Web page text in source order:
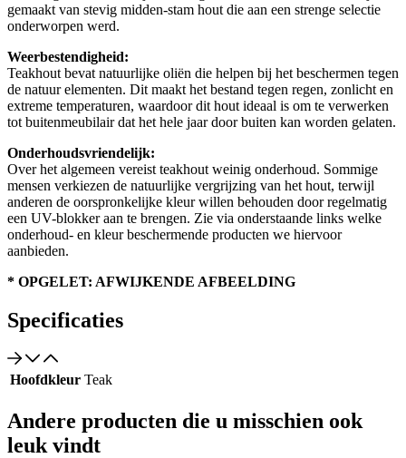
gemaakt van stevig midden-stam hout die aan een strenge selectie
onderworpen werd.
Weerbestendigheid:
Teakhout bevat natuurlijke oliën die helpen bij het beschermen tegen
de natuur elementen. Dit maakt het bestand tegen regen, zonlicht en
extreme temperaturen, waardoor dit hout ideaal is om te verwerken
tot buitenmeubilair dat het hele jaar door buiten kan worden gelaten.
Onderhoudsvriendelijk:
Over het algemeen vereist teakhout weinig onderhoud. Sommige
mensen verkiezen de natuurlijke vergrijzing van het hout, terwijl
anderen de oorspronkelijke kleur willen behouden door regelmatig
een UV-blokker aan te brengen. Zie via onderstaande links welke
onderhoud- en kleur beschermende producten we hiervoor
aanbieden.
* OPGELET: AFWIJKENDE AFBEELDING
Specificaties
Hoofdkleur Teak
Andere producten die u misschien ook
leuk vindt